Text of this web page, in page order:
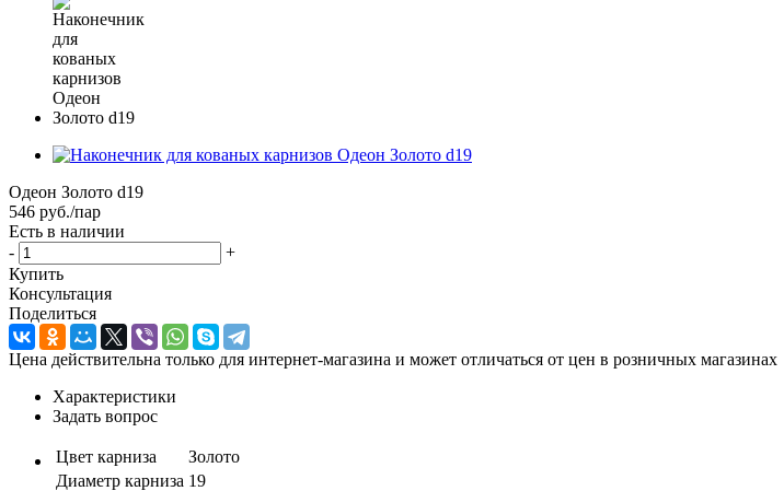
Одеон Золото d19
546 руб./пар
Есть в наличии
-
+
Купить
Консультация
Поделиться
Цена действительна только для интернет-магазина и может отличаться от цен в розничных магазинах
Характеристики
Задать вопрос
Цвет карниза
Золото
Диаметр карниза 19